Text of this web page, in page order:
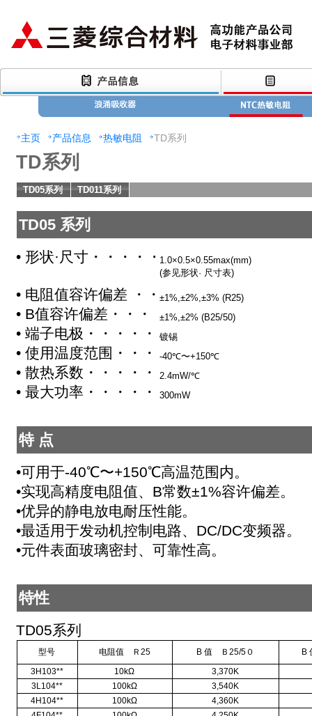
主页 产品信息 热敏电阻 TD系列
TD系列
TD05系列 TD011系列
TD05 系列
• 形状·尺寸・・・・・・・・・・・・・・・
1.0×0.5×0.55max(mm)
(参见形状· 尺寸表)
• 电阻值容许偏差 ・・・・・・・・・
±1%,±2%,±3% (R25)
• B值容许偏差・・・・・・・・・・・・
±1%,±2% (B25/50)
• 端子电极・・・・・・・・・・・・・・・
镀锡
• 使用温度范围・・・・・・・・・・・
-40℃〜+150℃
• 散热系数・・・・・・・・・・・・・・・
2.4mW/℃
• 最大功率・・・・・・・・・・・・・・・
300mW
特 点
•可用于-40℃〜+150℃高温范围内。
•实现高精度电阻值、B常数±1%容许偏差。
•优异的静电放电耐压性能。
•最适用于发动机控制电路、DC/DC变频器。
•元件表面玻璃密封、可靠性高。
特性
TD05系列
型号 电阻值 Ｒ25 B 值 Ｂ25/5０ B
3H103** 10kΩ
3,370K
3L104**
100kΩ
3,540K
4H104**
100kΩ
4,360K